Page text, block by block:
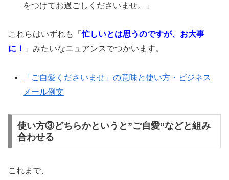
をつけてお過ごしくださいませ。」
これらはいずれも「忙しいとは思うのですが、お大事
に！
」みたいなニュアンスでつかいます。
「ご自愛くださいませ」の意味と使い方・ビジネス
メール例文
使い方③どちらかというと”ご自愛”などと組み
合わせる
これまで、